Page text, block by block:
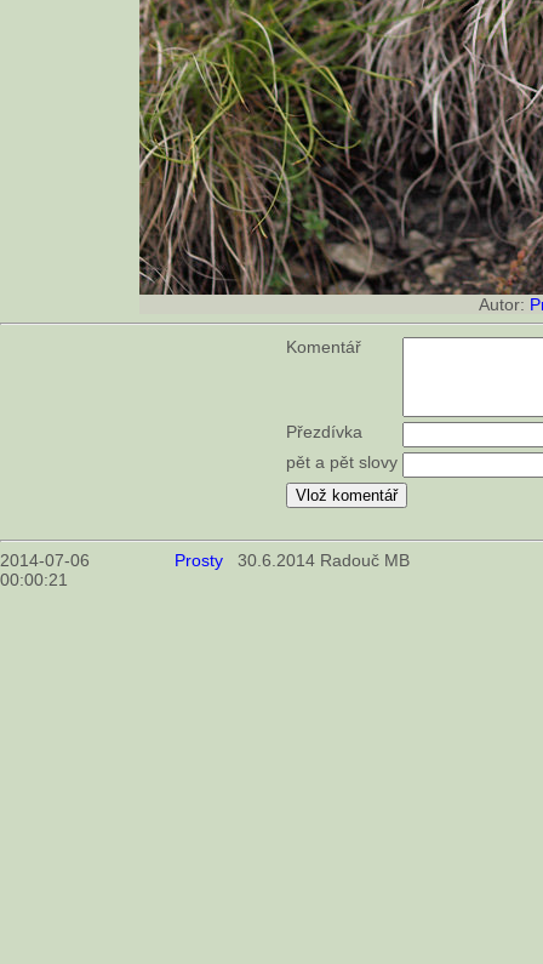
Autor:
Komentář
Přezdívka
pět a pět slovy
2014-07-06
00:00:21
Prosty 30.6.2014 Radouč MB